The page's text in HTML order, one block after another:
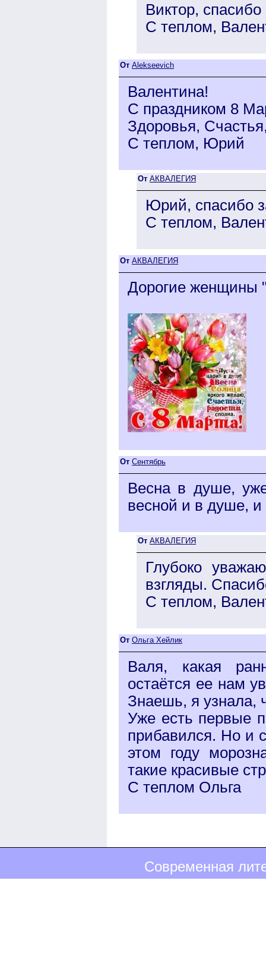
Виктор,
С теплом,
От Alekseevich
Валентина!
С праздником 8
Здоровья,
С теплом, Юрий
От АКВАЛЕГИЯ
Юрий, спасибо
С теплом,
От АКВАЛЕГИЯ
Дорогие женщины
От Сентябрь
Весна в душе,
весной и в душе, и
От АКВАЛЕГИЯ
Глубоко
взгляды.
С теплом,
От Ольга Хейлик
Валя, какая
остаётся ее нам
Знаешь, я узнала,
Уже есть первые
прибавился. Но и
этом году
такие красивые
С теплом Ольга
Современная